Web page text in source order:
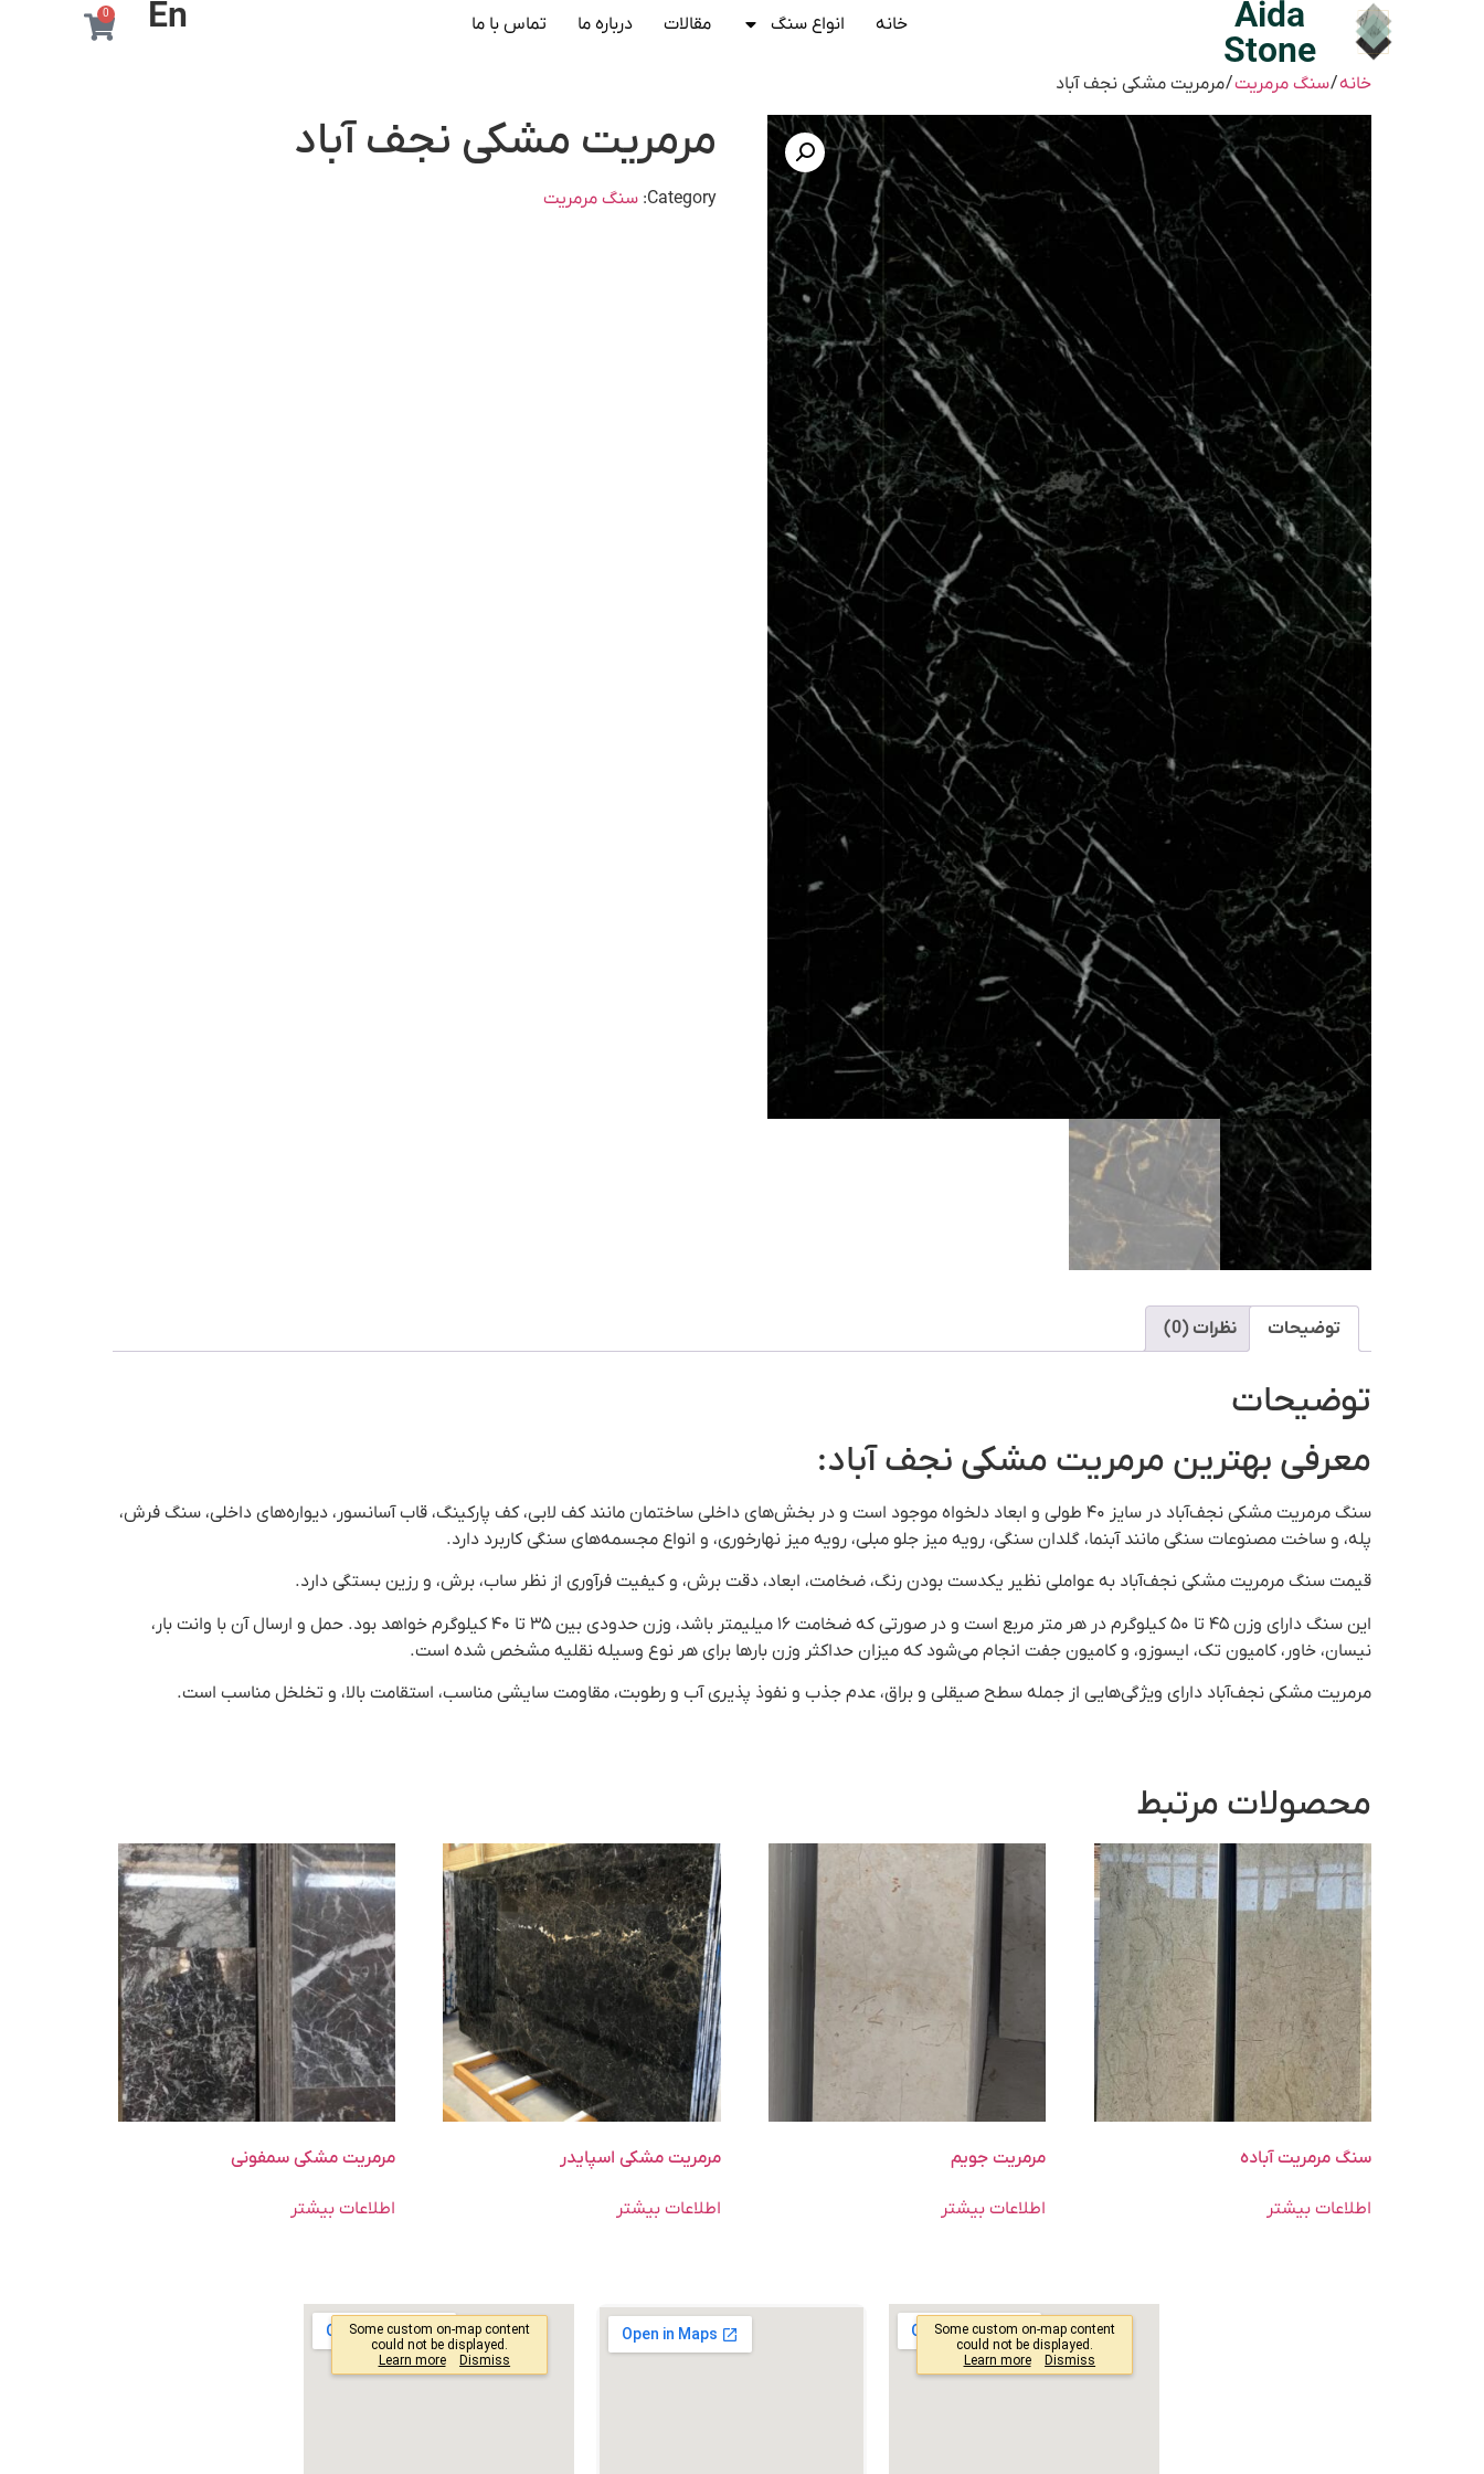
Aida
Stone
خانه انواع سنگ مقالات درباره ما تماس با ما En
0
خانه/سنگ مرمریت/ مرمریت مشکی نجف آباد
مرمریت مشکی نجف آباد
Category: سنگ مرمریت
توضیحات نظرات (0)
توضیحات
معرفی بهترین مرمریت مشکی نجف آباد:
سنگ مرمریت مشکی نجف‌آباد در سایز ۴۰ طولی و ابعاد دلخواه موجود است و در بخش‌های داخلی ساختمان مانند کف لابی، کف پارکینگ، قاب آسانسور، دیواره‌های داخلی، سنگ فرش،
پله، و ساخت مصنوعات سنگی مانند آبنما، گلدان سنگی، رویه میز جلو مبلی، رویه میز نهارخوری، و انواع مجسمه‌های سنگی کاربرد دارد.
قیمت سنگ مرمریت مشکی نجف‌آباد به عواملی نظیر یکدست بودن رنگ، ضخامت، ابعاد، دقت برش، و کیفیت فرآوری از نظر ساب، برش، و رزین بستگی دارد.
این سنگ دارای وزن ۴۵ تا ۵۰ کیلوگرم در هر متر مربع است و در صورتی که ضخامت ۱۶ میلیمتر باشد، وزن حدودی بین ۳۵ تا ۴۰ کیلوگرم خواهد بود. حمل و ارسال آن با وانت بار،
نیسان، خاور، کامیون تک، ایسوزو، و کامیون جفت انجام می‌شود که میزان حداکثر وزن بارها برای هر نوع وسیله نقلیه مشخص شده است.
مرمریت مشکی نجف‌آباد دارای ویژگی‌هایی از جمله سطح صیقلی و براق، عدم جذب و نفوذ پذیری آب و رطوبت، مقاومت سایشی مناسب، استقامت بالا، و تخلخل مناسب است.
محصولات مرتبط
سنگ مرمریت آباده
اطلاعات بیشتر
مرمریت جویم
اطلاعات بیشتر
مرمریت مشکی اسپایدر
اطلاعات بیشتر
مرمریت مشکی سمفونی
اطلاعات بیشتر